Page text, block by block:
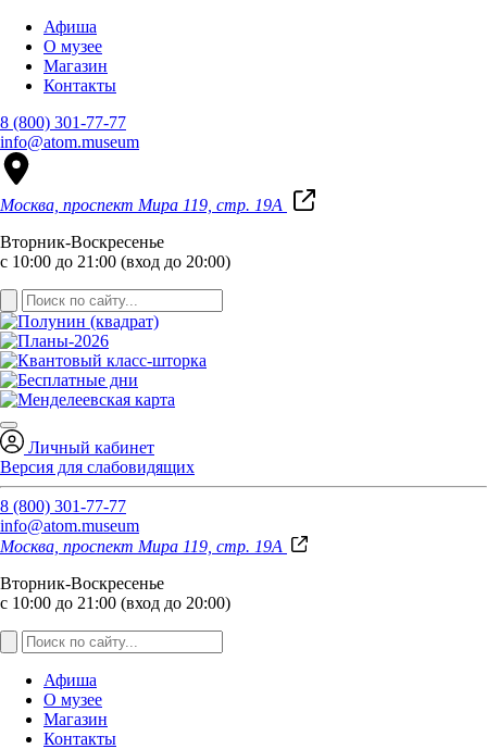
Афиша
О музее
Магазин
Контакты
8 (800) 301-77-77
info@atom.museum
Москва, проспект Мира 119, стр. 19А
Вторник-Воскресенье
с 10:00 до 21:00 (вход до 20:00)
Личный кабинет
Версия для слабовидящих
8 (800) 301-77-77
info@atom.museum
Москва, проспект Мира 119, стр. 19А
Вторник-Воскресенье
с 10:00 до 21:00 (вход до 20:00)
Афиша
О музее
Магазин
Контакты